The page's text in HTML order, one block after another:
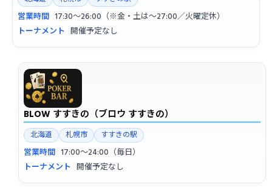
営業時間 17:30〜26:00（※金・土は〜27:00／火曜定休）
トーナメント 開催予定なし
BLOW すすきの（ブロウ すすきの）
北海道 札幌市 すすきの駅
営業時間 17:00〜24:00（毎日）
トーナメント 開催予定なし